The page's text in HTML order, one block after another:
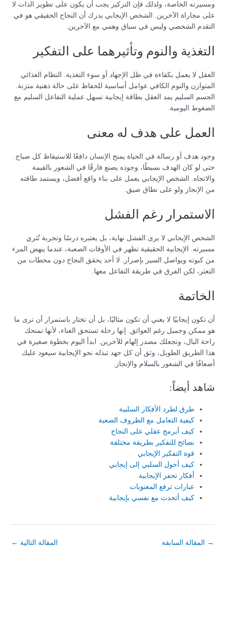
ومسيرته الخاصة، ولذلك فإن التركيز يجب أن يكون على تطوير الذات لا
على مجاراة الآخرين. الشخص الإيجابي يدرك أن النجاح الحقيقي هو في
التقدم الشخصي وليس في سباق وهمي مع الآخرين.
التغذية والنوم وتأثيرهما على التفكير
العقل لا يعمل بكفاءة في ظل الإجهاد أو سوء التغذية. النظام الغذائي
المتوازن والنوم الكافي عوامل أساسية للحفاظ على حالة ذهنية متزنة.
الجسم السليم يمد العقل بطاقة إيجابية تسهل عملية التفاعل السليم مع
الضغوط اليومية.
العمل على هدف له معنى
وجود هدف أو رسالة في الحياة يمنح الإنسان دافعًا للاستيقاظ كل صباح.
حتى لو كان الهدف بسيطًا، وجوده يصنع فارقًا في الشعور بالقيمة
والاتجاه. الشخص الإيجابي يعمل على بناء واقع أفضل، ويستمد طاقته
من الإنجاز ولو على نطاق ضيق.
الاستمرار رغم الفشل
الشخص الإيجابي لا يرى الفشل نهاية، بل يعتبره درسًا وتجربة تُثري
مسيرته. الإيجابية الحقيقية تظهر في الأوقات الصعبة، عندما ينهض المرء
من كبوته ويواصل السير بإصرار. لا أحد يحقق النجاح دون محطات من
التعثر، لكن الفرق في طريقة التفاعل معها.
الخاتمة
أن تكون إيجابيًا لا يعني أن تكون مثاليًا، بل أن تختار باستمرار أن ترى ما
هو ممكن وجميل رغم العوائق. إنها رحلة تستحق العناء، لأنها تمنحك
راحة البال، وتجعلك مصدر إلهام للآخرين. ابدأ اليوم بخطوة صغيرة في
هذا الطريق الطويل، وثق أن كل جهد تبذله نحو الإيجابية سيعود عليك
أضعافًا في الشعور بالسلام والإنجاز.
شاهد أيضاً:
طرق لطرد الأفكار السلبية
كيفية التعامل مع الظروف الصعبة
كيف أبرمج عقلي على النجاح
نصائح للتفكير بطريقة مختلفة
قوة التفكير الإيجابي
كيف أحول السلبي إلى إيجابي
أفكار تحفز الإيجابية
عبارات ترفع المعنويات
كيف أتحدث مع نفسي بإيجابية
→ المقالة السابقة المقالة التالية ←